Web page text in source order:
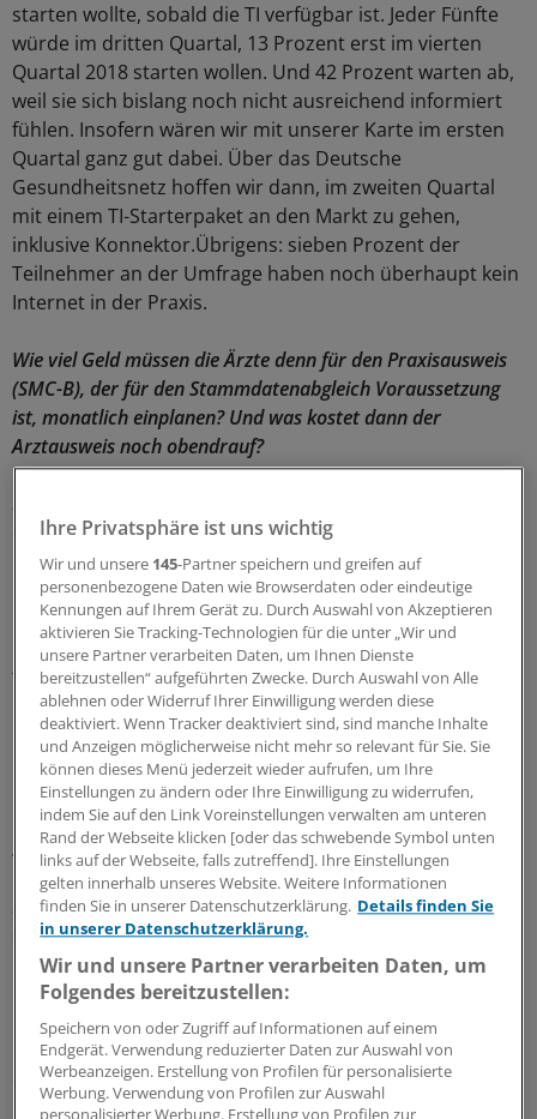
starten wollte, sobald die TI verfügbar ist. Jeder Fünfte
würde im dritten Quartal, 13 Prozent erst im vierten
Quartal 2018 starten wollen. Und 42 Prozent warten ab,
weil sie sich bislang noch nicht ausreichend informiert
fühlen. Insofern wären wir mit unserer Karte im ersten
Quartal ganz gut dabei. Über das Deutsche
Gesundheitsnetz hoffen wir dann, im zweiten Quartal
mit einem TI-Starterpaket an den Markt zu gehen,
inklusive Konnektor.Übrigens: sieben Prozent der
Teilnehmer an der Umfrage haben noch überhaupt kein
Internet in der Praxis.
Wie viel Geld müssen die Ärzte denn für den Praxisausweis
(SMC-B), der für den Stammdatenabgleich Voraussetzung
ist, monatlich einplanen? Und was kostet dann der
Arztausweis noch obendrauf?
den Praxen keinerlei Zusatzkosten entstehen, der
Förderbetrag für den Anschluss an die TI von 23,25 Euro
im Quartal wird ausreichen.
Flender:Wichtig ist auch, dass die Karte nicht nur mit
fünf Jahren Laufzeit versehen wird. Für Ärzte ist
Flexibilität entscheidend, weil sich durch Kooperationen
leicht etwas ändert. Und wenn eine Praxis eine neue
Betriebsstättennummer BSNR bekommt, dann wird eine
neue Karte fällig.
... und der E-Arztausweis?
Schlögell:Der Arztausweis wird zur Hälfte gefördert,
sodass Ärzte mit maximal 11,60 Euro im Quartal
rechnen müssen. Das ist zum Beispiel weniger als ein
Berufskraftfahrer für seine Identifikationskarte zahlen
muss. Wir glauben aber auch, dass die Kosten nicht
entscheidend sind für den eHBA. Viel wichtiger ist es,
dass mit der Signaturkarte Prozesse in der Praxis
beschleunigt und dadurch Praxiskosten reduziert
Ihre Privatsphäre ist uns wichtig
Wir und unsere 145-Partner speichern und greifen auf
personenbezogene Daten wie Browserdaten oder eindeutige
Kennungen auf Ihrem Gerät zu. Durch Auswahl von Akzeptieren
aktivieren Sie Tracking-Technologien für die unter „Wir und
unsere Partner verarbeiten Daten, um Ihnen Dienste
bereitzustellen“ aufgeführten Zwecke. Durch Auswahl von Alle
ablehnen oder Widerruf Ihrer Einwilligung werden diese
deaktiviert. Wenn Tracker deaktiviert sind, sind manche Inhalte
und Anzeigen möglicherweise nicht mehr so relevant für Sie. Sie
können dieses Menü jederzeit wieder aufrufen, um Ihre
Einstellungen zu ändern oder Ihre Einwilligung zu widerrufen,
indem Sie auf den Link Voreinstellungen verwalten am unteren
Rand der Webseite klicken [oder das schwebende Symbol unten
links auf der Webseite, falls zutreffend]. Ihre Einstellungen
gelten innerhalb unseres Website. Weitere Informationen
finden Sie in unserer Datenschutzerklärung. Details finden Sie
in unserer Datenschutzerklärung.
Wir und unsere Partner verarbeiten Daten, um
Folgendes bereitzustellen:
Speichern von oder Zugriff auf Informationen auf einem
Endgerät. Verwendung reduzierter Daten zur Auswahl von
Werbeanzeigen. Erstellung von Profilen für personalisierte
Werbung. Verwendung von Profilen zur Auswahl